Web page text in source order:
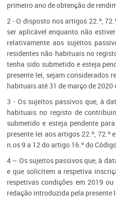
primeiro ano de obtenção de
2 - O disposto nos artigos 22.º,
ser aplicável enquanto não
relativamente aos sujeitos
residentes não habituais no
tenha sido submetido e esteja
presente lei, sejam considerados
habituais até 31 de março de
3 - Os sujeitos passivos que, à
habituais no registo de
submetido e esteja pendente
presente lei aos artigos 22.º, 72.º
n.os 9 a 12 do artigo 16.º do
4 – Os sujeitos passivos que, à
e que solicitem a respetiva
respetivas condições em 2019
redação introduzida pela presente